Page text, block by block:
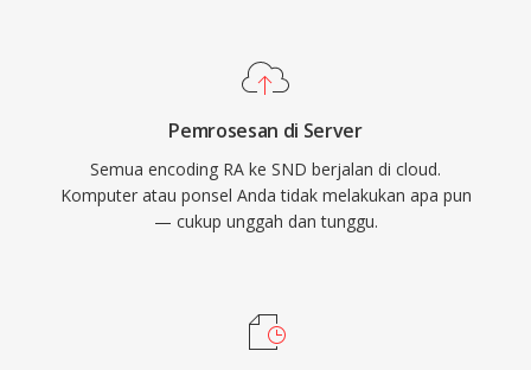
Pemrosesan di Server
Semua encoding RA ke SND berjalan di cloud.
Komputer atau ponsel Anda tidak melakukan apa pun
— cukup unggah dan tunggu.